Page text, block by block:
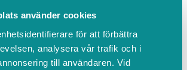
använder cookies
för att förbättra
analysera vår trafik och i
till användaren. Vid
betala med swish, kort eller
(OBS! jag har ingen växel)
till någon friskvårdsportal.
din behandling senast 24